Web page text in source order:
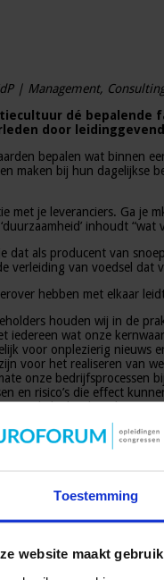
Toestemming
website maakt
| Management,
dé bepalende
door
bepalen wat binnen
maken bij hun dagelijkse
met je leveranciers. Ga
inhoudt
dat als producent van
verleiding van voedsel dat
hebben met elkaar
houden wij in de
iedereen wat onze
voor onplezierig nieuws
voor het realiseren van
onze bedrijfsprocessen
en risico’s die effect
bij het bepalen van
onze afgesproken
van onze gekozen
verbetering zodat
goede balans tussen
onze stakeholders van
Impliciet of meer
vergroten? Graag nodig ik